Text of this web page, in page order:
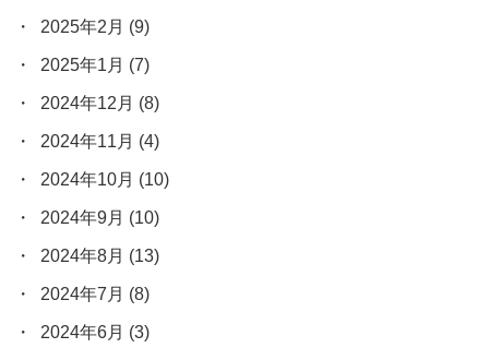
2025年2月 (9)
2025年1月 (7)
2024年12月 (8)
2024年11月 (4)
2024年10月 (10)
2024年9月 (10)
2024年8月 (13)
2024年7月 (8)
2024年6月 (3)